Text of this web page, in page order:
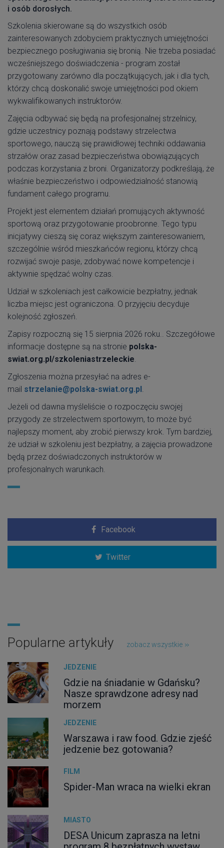
i osób dorosłych.
Szkolenia skierowane są do wszystkich osób
zainteresowanych zdobyciem praktycznych umiejętności
bezpiecznego posługiwania się bronią. Nie trzeba posiadać
wcześniejszego doświadczenia - program został
przygotowany zarówno dla początkujących, jak i dla tych,
którzy chcą doskonalić swoje umiejętności pod okiem
wykwalifikowanych instruktorów.
Zajęcia odbywać się będą na profesjonalnej strzelnicy,
gdzie uczestnicy poznają podstawy strzelectwa
sportowego, nauczą się prawidłowej techniki oddawania
strzałów oraz zasad bezpieczeństwa obowiązujących
podczas korzystania z broni. Organizatorzy podkreślają, że
właśnie bezpieczeństwo i odpowiedzialność stanowią
fundament całego programu.
Projekt jest elementem działań promujących aktywność
sportową oraz przygotowanie proobronne. Tego typu
inicjatywy cieszą się coraz większym zainteresowaniem,
szczególnie wśród mieszkańców regionu, którzy chcą
rozwijać swoje pasje, zdobywać nowe kompetencje i
aktywnie spędzać wolny czas.
Udział w szkoleniach jest całkowicie bezpłatny, jednak
liczba miejsc jest ograniczona. O przyjęciu decyduje
kolejność zgłoszeń.
Zapisy rozpoczną się 15 sierpnia 2026 roku.. Szczegółowe
informacje dostępne są na stronie polska-
swiat.org.pl/szkoleniastrzeleckie.
Zgłoszenia można przesyłać na adres e-
mail strzelanie@polska-swiat.org.pl .
Jeżeli od dawna myśleliście o rozpoczęciu swojej
przygody ze strzelectwem sportowym, to może być
najlepszy moment, aby zrobić pierwszy krok. Tym bardziej,
że udział w szkoleniu jest bezpłatny, a zajęcia prowadzone
będą przez doświadczonych instruktorów w
profesjonalnych warunkach.
Facebook
Twitter
Popularne artykuły zobacz wszystkie
JEDZENIE
Gdzie na śniadanie w Gdańsku?
Nasze sprawdzone adresy nad
morzem
JEDZENIE
Warszawa i raw food. Gdzie zjeść
jedzenie bez gotowania?
FILM
Spider-Man wraca na wielki ekran
MIASTO
DESA Unicum zaprasza na letni